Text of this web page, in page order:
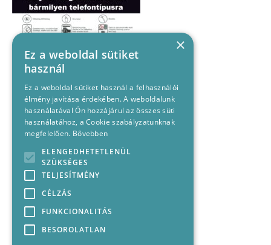
×
Ez a weboldal sütiket
használ
Ez a weboldal sütiket használ a felhasználói
élmény javítása érdekében. A weboldalunk
használatával Ön hozzájárul az összes süti
használatához, a Cookie szabályzatunknak
megfelelően. Bővebben
ELENGEDHETETLENÜL
SZÜKSÉGES
TELJESÍTMÉNY
CÉLZÁS
FUNKCIONALITÁS
BESOROLATLAN